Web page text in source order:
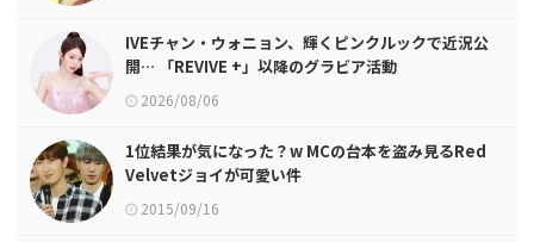
IVEチャン・ウォニョン、輝くピンクルックで近況公
開… 「REVIVE +」以降のグラビア活動
2026/08/06
1位結果が気になった？w MCの台本を盗み見るRed
Velvetジョイが可愛い件
2015/09/16